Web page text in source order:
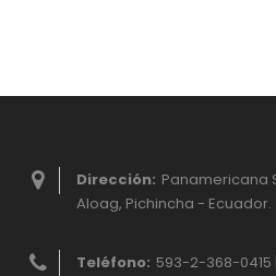
Dirección: Panamericana
Aloag, Pichincha - Ecuador.
Teléfono: 593-2-368-